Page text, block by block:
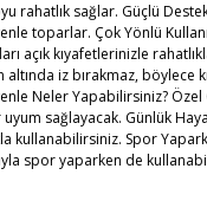
rahatlık sağlar. Güçlü
toparlar. Çok Yönlü
açık kıyafetlerinizle
altında iz bırakmaz, böylece
Neler Yapabilirsiniz?
sağlayacak. Günlük
kullanabilirsiniz. Spor
spor yaparken de